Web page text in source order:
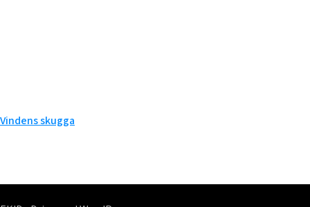
Inläggsnavigering
Vindens skugga